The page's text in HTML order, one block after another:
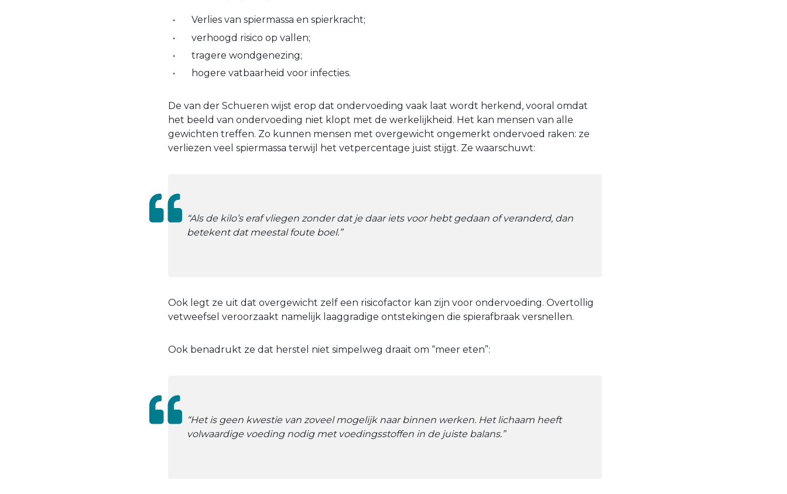
Verlies van spiermassa en spierkracht;
verhoogd risico op vallen;
tragere wondgenezing;
hogere vatbaarheid voor infecties.
De van der Schueren wijst erop dat ondervoeding vaak laat wordt herkend, vooral omdat
het beeld van ondervoeding niet klopt met de werkelijkheid. Het kan mensen van alle
gewichten treffen. Zo kunnen mensen met overgewicht ongemerkt ondervoed raken: ze
verliezen veel spiermassa terwijl het vetpercentage juist stijgt. Ze waarschuwt:
“Als de kilo’s eraf vliegen zonder dat je daar iets voor hebt gedaan of veranderd, dan
betekent dat meestal foute boel.”
Ook legt ze uit dat overgewicht zelf een risicofactor kan zijn voor ondervoeding. Overtollig
vetweefsel veroorzaakt namelijk laaggradige ontstekingen die spierafbraak versnellen.
Ook benadrukt ze dat herstel niet simpelweg draait om “meer eten”:
“Het is geen kwestie van zoveel mogelijk naar binnen werken. Het lichaam heeft
volwaardige voeding nodig met voedingsstoffen in de juiste balans.”